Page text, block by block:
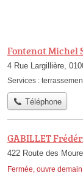
Fontenat Michel
4 Rue Largillière,
Services :
Téléphone
GABILLET
422 Route des
Fermée, ouvre